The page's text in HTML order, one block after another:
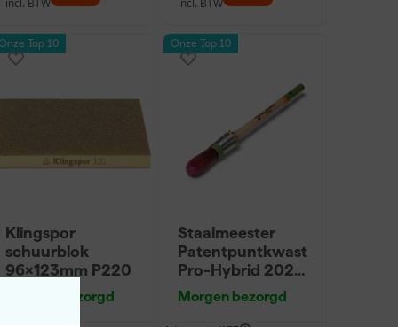
incl. BTW incl. BTW
Top 10
Klingspor
schuurblok
96x123mm P220
Morgen bezorgd
Onze Top 10
Staalmeester
Patentpuntkwast
Pro-Hybrid 2020
- 10 (2cm)
Morgen bezorgd